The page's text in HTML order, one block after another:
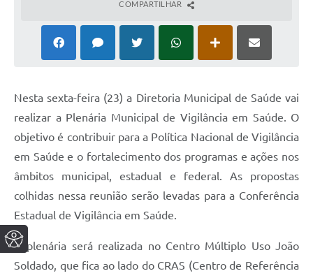
COMPARTILHAR
Nesta sexta-feira (23) a Diretoria Municipal de Saúde vai
realizar a Plenária Municipal de Vigilância em Saúde. O
objetivo é contribuir para a Política Nacional de Vigilância
em Saúde e o fortalecimento dos programas e ações nos
âmbitos municipal, estadual e federal. As propostas
colhidas nessa reunião serão levadas para a Conferência
Estadual de Vigilância em Saúde.
A plenária será realizada no Centro Múltiplo Uso João
Soldado, que fica ao lado do CRAS (Centro de Referência